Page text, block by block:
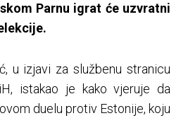
Parnu igrat će uzvratni
u izjavi za službenu stranicu
istakao je kako vjeruje da
duelu protiv Estonije, koju